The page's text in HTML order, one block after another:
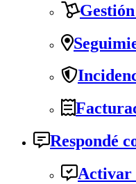
Respondé
Activar